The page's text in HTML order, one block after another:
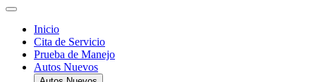
Inicio
Cita de Servicio
Prueba de Manejo
Autos Nuevos